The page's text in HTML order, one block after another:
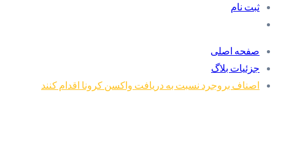
ثبت نام
صفحه اصلی
جزئیات بلاگ
اصناف بروجرد نسبت به دریافت واکسن کرونا اقدام کنند